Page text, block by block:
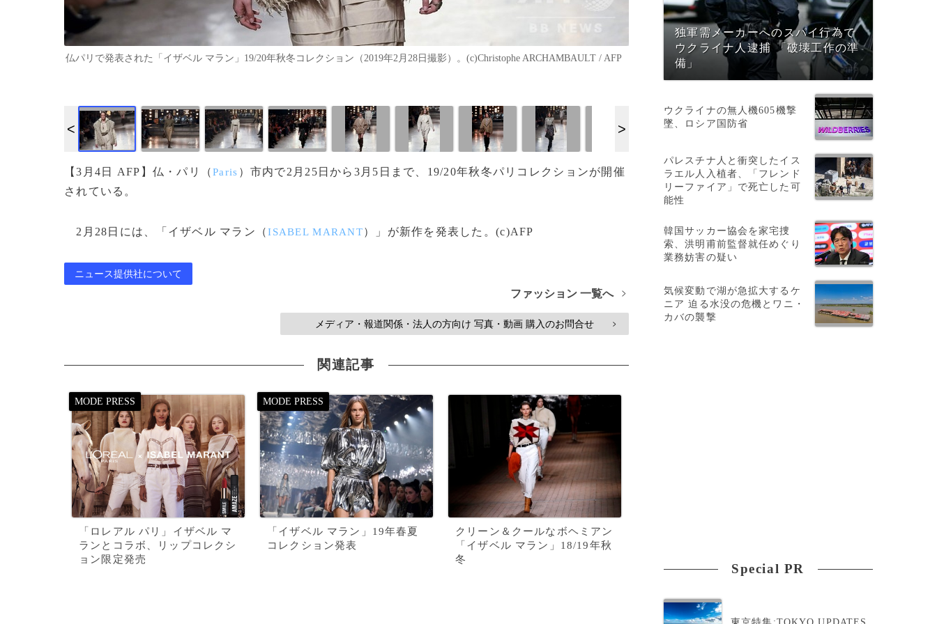
仏パリで発表された「イザベル マラン」19/20年秋冬コレクション（2019年2月28日撮影）。(c)Christophe ARCHAMBAULT / AFP
【3月4日 AFP】仏・パリ（Paris ）市内で2月25日から3月5日まで、19/20年秋冬パリコレクションが開催
されている。
2月28日には、「イザベル マラン（ISABEL MARANT）」が新作を発表した。(c)AFP
ニュース提供社について
ファッション 一覧へ >
メディア・報道関係・法人の方向け 写真・動画 購入のお問合せ >
関連記事
「ロレアル パリ」イザベル マ
ランとコラボ、リップコレクシ
ョン限定発売
「イザベル マラン」19年春夏
コレクション発表
クリーン＆クールなボヘミアン
「イザベル マラン」18/19年秋
冬
独軍需メーカーへのスパイ行為で
ウクライナ人逮捕 「破壊工作の準
備」
ウクライナの無人機605機撃
墜、ロシア国防省
パレスチナ人と衝突したイス
ラエル人入植者、「フレンド
リーファイア」で死亡した可
能性
韓国サッカー協会を家宅捜
索、洪明甫前監督就任めぐり
業務妨害の疑い
気候変動で湖が急拡大するケ
ニア 迫る水没の危機とワニ・
カバの襲撃
Special PR
東京特集:TOKYO UPDATES